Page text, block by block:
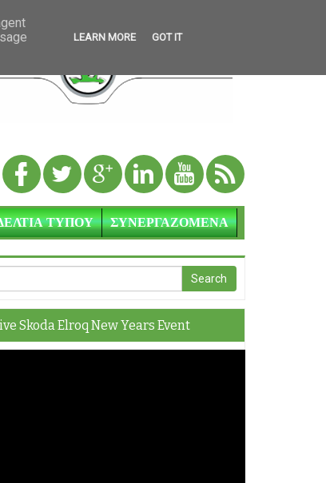
ΤΥΠΟΥ ΣΥΝΕΡΓΑΖΟΜΕΝΑ
Skoda Elroq New Years Event
LEARN MORE GOT IT